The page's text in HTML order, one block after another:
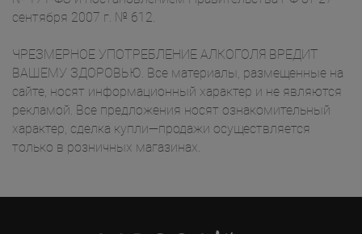
сентября 2007 г. № 612.
ЧРЕЗМЕРНОЕ УПОТРЕБЛЕНИЕ АЛКОГОЛЯ ВРЕДИТ
ВАШЕМУ ЗДОРОВЬЮ. Все материалы, размещенные на
сайте, носят информационный характер и не являются
рекламой. Все предложения носят ознакомительный
характер, сделка купли—продажи осуществляется
только в розничных магазинах.